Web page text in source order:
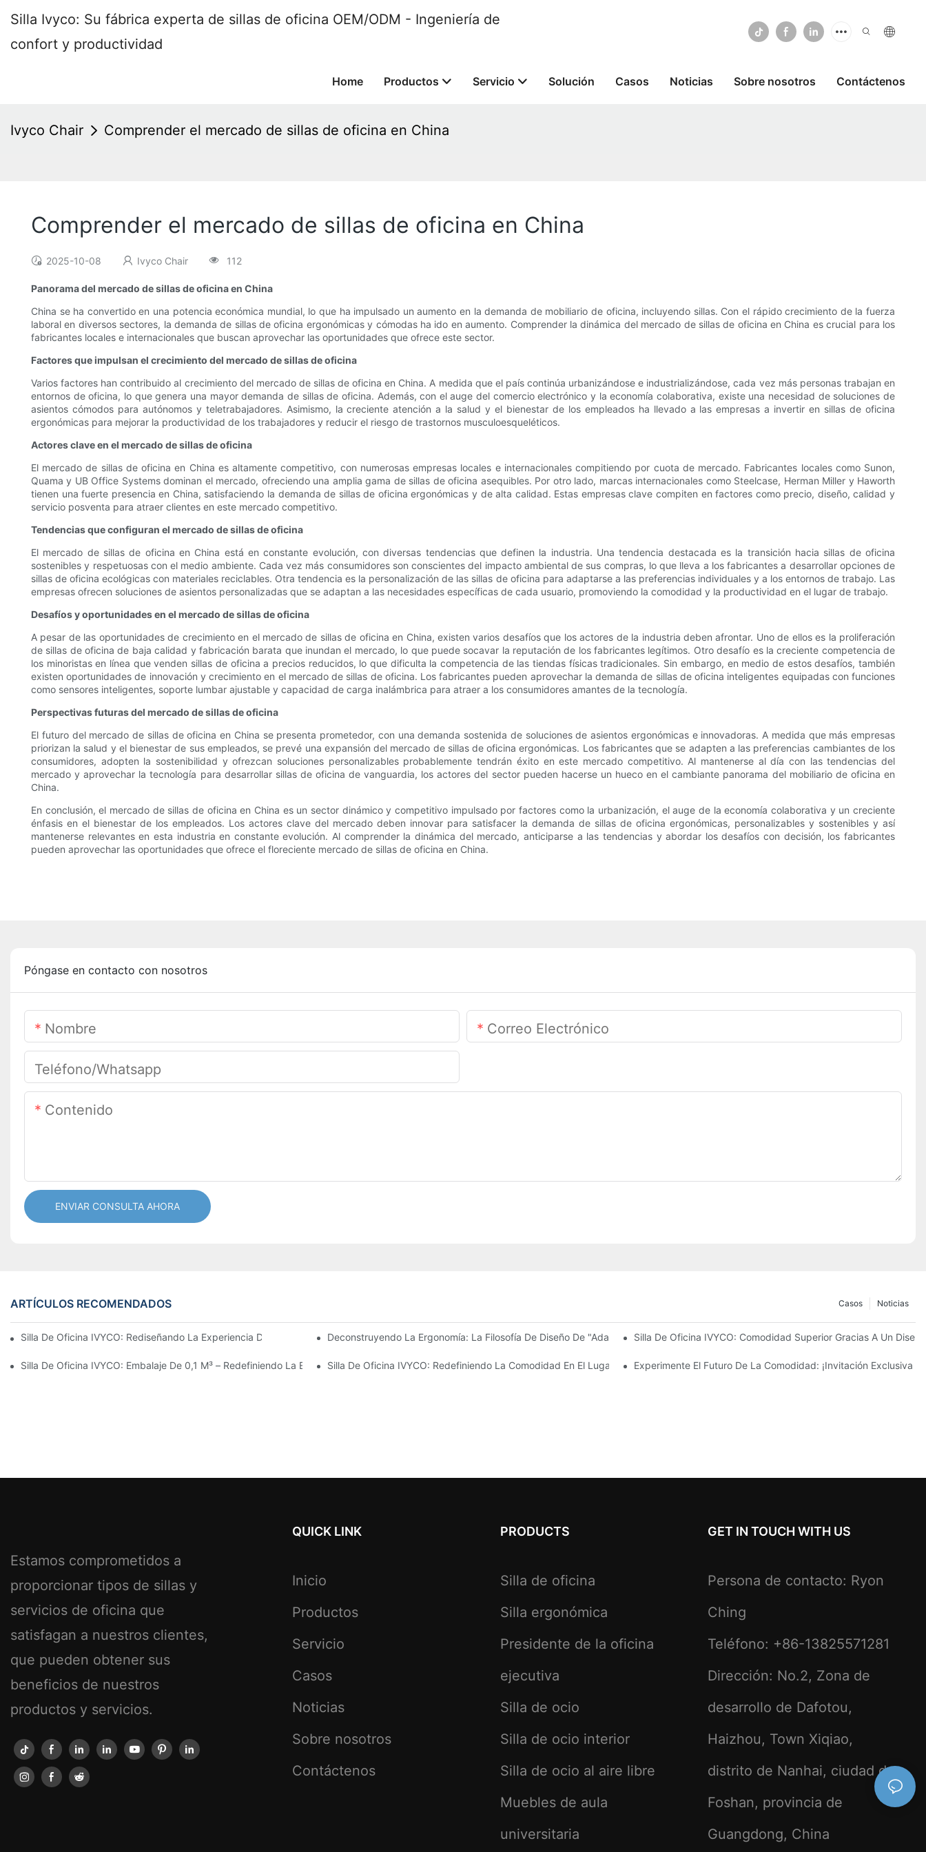
Silla Ivyco: Su fábrica experta de sillas de oficina OEM/ODM - Ingeniería de
confort y productividad
Home Productos Servicio Solución Casos Noticias Sobre nosotros Contáctenos
Ivyco Chair Comprender el mercado de sillas de oficina en China
Comprender el mercado de sillas de oficina en China
2025-10-08 Ivyco Chair 112
Panorama del mercado de sillas de oficina en China
China se ha convertido en una potencia económica mundial, lo que ha impulsado un aumento en la demanda de mobiliario de oficina, incluyendo sillas. Con el rápido crecimiento de la fuerza
laboral en diversos sectores, la demanda de sillas de oficina ergonómicas y cómodas ha ido en aumento. Comprender la dinámica del mercado de sillas de oficina en China es crucial para los
fabricantes locales e internacionales que buscan aprovechar las oportunidades que ofrece este sector.
Factores que impulsan el crecimiento del mercado de sillas de oficina
Varios factores han contribuido al crecimiento del mercado de sillas de oficina en China. A medida que el país continúa urbanizándose e industrializándose, cada vez más personas trabajan en
entornos de oficina, lo que genera una mayor demanda de sillas de oficina. Además, con el auge del comercio electrónico y la economía colaborativa, existe una necesidad de soluciones de
asientos cómodos para autónomos y teletrabajadores. Asimismo, la creciente atención a la salud y el bienestar de los empleados ha llevado a las empresas a invertir en sillas de oficina
ergonómicas para mejorar la productividad de los trabajadores y reducir el riesgo de trastornos musculoesqueléticos.
Actores clave en el mercado de sillas de oficina
El mercado de sillas de oficina en China es altamente competitivo, con numerosas empresas locales e internacionales compitiendo por cuota de mercado. Fabricantes locales como Sunon,
Quama y UB Office Systems dominan el mercado, ofreciendo una amplia gama de sillas de oficina asequibles. Por otro lado, marcas internacionales como Steelcase, Herman Miller y Haworth
tienen una fuerte presencia en China, satisfaciendo la demanda de sillas de oficina ergonómicas y de alta calidad. Estas empresas clave compiten en factores como precio, diseño, calidad y
servicio posventa para atraer clientes en este mercado competitivo.
Tendencias que configuran el mercado de sillas de oficina
El mercado de sillas de oficina en China está en constante evolución, con diversas tendencias que definen la industria. Una tendencia destacada es la transición hacia sillas de oficina
sostenibles y respetuosas con el medio ambiente. Cada vez más consumidores son conscientes del impacto ambiental de sus compras, lo que lleva a los fabricantes a desarrollar opciones de
sillas de oficina ecológicas con materiales reciclables. Otra tendencia es la personalización de las sillas de oficina para adaptarse a las preferencias individuales y a los entornos de trabajo. Las
empresas ofrecen soluciones de asientos personalizadas que se adaptan a las necesidades específicas de cada usuario, promoviendo la comodidad y la productividad en el lugar de trabajo.
Desafíos y oportunidades en el mercado de sillas de oficina
A pesar de las oportunidades de crecimiento en el mercado de sillas de oficina en China, existen varios desafíos que los actores de la industria deben afrontar. Uno de ellos es la proliferación
de sillas de oficina de baja calidad y fabricación barata que inundan el mercado, lo que puede socavar la reputación de los fabricantes legítimos. Otro desafío es la creciente competencia de
los minoristas en línea que venden sillas de oficina a precios reducidos, lo que dificulta la competencia de las tiendas físicas tradicionales. Sin embargo, en medio de estos desafíos, también
existen oportunidades de innovación y crecimiento en el mercado de sillas de oficina. Los fabricantes pueden aprovechar la demanda de sillas de oficina inteligentes equipadas con funciones
como sensores inteligentes, soporte lumbar ajustable y capacidad de carga inalámbrica para atraer a los consumidores amantes de la tecnología.
Perspectivas futuras del mercado de sillas de oficina
El futuro del mercado de sillas de oficina en China se presenta prometedor, con una demanda sostenida de soluciones de asientos ergonómicas e innovadoras. A medida que más empresas
priorizan la salud y el bienestar de sus empleados, se prevé una expansión del mercado de sillas de oficina ergonómicas. Los fabricantes que se adapten a las preferencias cambiantes de los
consumidores, adopten la sostenibilidad y ofrezcan soluciones personalizables probablemente tendrán éxito en este mercado competitivo. Al mantenerse al día con las tendencias del
mercado y aprovechar la tecnología para desarrollar sillas de oficina de vanguardia, los actores del sector pueden hacerse un hueco en el cambiante panorama del mobiliario de oficina en
China.
En conclusión, el mercado de sillas de oficina en China es un sector dinámico y competitivo impulsado por factores como la urbanización, el auge de la economía colaborativa y un creciente
énfasis en el bienestar de los empleados. Los actores clave del mercado deben innovar para satisfacer la demanda de sillas de oficina ergonómicas, personalizables y sostenibles y así
mantenerse relevantes en esta industria en constante evolución. Al comprender la dinámica del mercado, anticiparse a las tendencias y abordar los desafíos con decisión, los fabricantes
pueden aprovechar las oportunidades que ofrece el floreciente mercado de sillas de oficina en China.
Póngase en contacto con nosotros
Nombre Correo Electrónico
Teléfono/whatsapp
Contenido
ENVIAR CONSULTA AHORA
ARTÍCULOS RECOMENDADOS Noticias
Casos
Silla De Oficina IVYCO: Rediseñando La Experiencia De Oficina Cómoda Con Ajustes Centrados En El Usuario.Deconstruyendo La Ergonomía: La Filosofía De Diseño De "adaptación A Todas Las Dimensiones" Detrás De La Silla De Oficina
Silla De Oficina IVYCO: Comodidad Superior Gracias A Un
Silla De Oficina IVYCO: Embalaje De 0,1 M³ – Redefiniendo La Economía Del Transporte De Sillas De Oficina.Silla De Oficina IVYCO: Redefiniendo La Comodidad En El Lugar De Trabajo Con Un Diseño Centrado En El Usuario.
Experimente El Futuro De La Comodidad: ¡Invitación Exclusiva
Estamos comprometidos a
proporcionar tipos de sillas y
servicios de oficina que
satisfagan a nuestros clientes,
que pueden obtener sus
beneficios de nuestros
productos y servicios.
QUICK LINK
Inicio
Productos
Servicio
Casos
Noticias
Sobre nosotros
Contáctenos
PRODUCTS
Silla de oficina
Silla ergonómica
Presidente de la oficina
ejecutiva
Silla de ocio
Silla de ocio interior
Silla de ocio al aire libre
Muebles de aula
universitaria
GET IN TOUCH WITH US
Persona de contacto: Ryon
Ching
Teléfono: +86-13825571281
Dirección: No.2, Zona de
desarrollo de Dafotou,
Haizhou, Town Xiqiao,
distrito de Nanhai, ciudad de
Foshan, provincia de
Guangdong, China